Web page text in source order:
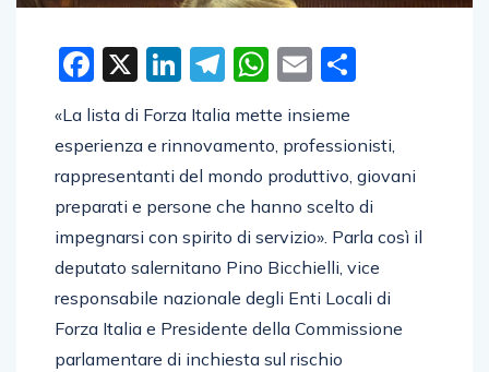
Facebook
X LinkedIn
Telegram
WhatsApp
Email
«La lista di Forza Italia mette insieme
esperienza e rinnovamento, professionisti,
rappresentanti del mondo produttivo, giovani
preparati e persone che hanno scelto di
impegnarsi con spirito di servizio». Parla così il
deputato salernitano Pino Bicchielli, vice
responsabile nazionale degli Enti Locali di
Forza Italia e Presidente della Commissione
parlamentare di inchiesta sul rischio